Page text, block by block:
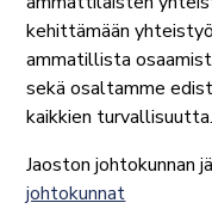
kehittämään
ammatillista
sekä osaltamme
kaikkien turvallisuutta.
Jaoston johtokunnan
johtokunnat